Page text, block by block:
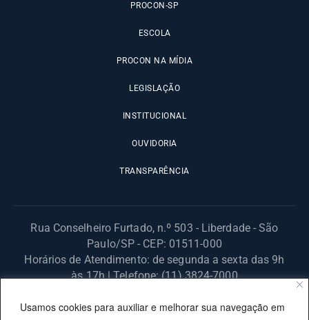
Usamos cookies para auxiliar e melhorar sua navegação em
PROCON-SP
ESCOLA
PROCON NA MÍDIA
LEGISLAÇÃO
INSTITUCIONAL
OUVIDORIA
TRANSPARÊNCIA
Rua Conselheiro Furtado, n.º 503 - Liberdade - São
Paulo/SP - CEP: 01511-000
Horários de Atendimento: de segunda a sexta das 9h
às 17h | Telefone: (11) 3824-7000
© 2025 Fundação Procon – SP – Todos os direitos reservados. |